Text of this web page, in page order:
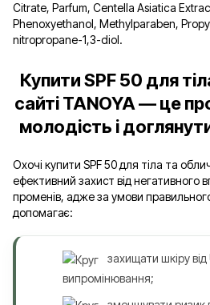
Citrate, Parfum, Centella Asiatica
Phenoxyethanol, Methylparaben,
nitropropane-1,3-diol.
Купити SPF 50 для
сайті TANOYA — це
молодість і
Охочі купити SPF 50 для тіла та
ефективний захист від негативного
променів, адже за умови
допомагає:
захищати шкіру
випромінювання;